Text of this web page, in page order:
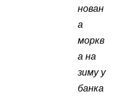
нован
а
моркв
а на
зиму у
банка